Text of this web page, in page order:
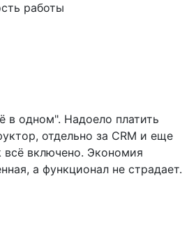
работы
в одном". Надоело платить
отдельно за CRM и еще
всё включено. Экономия
а функционал не страдает.